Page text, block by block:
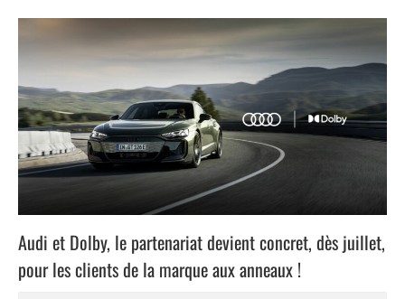
Audi et Dolby, le partenariat devient concret, dès juillet,
pour les clients de la marque aux anneaux !